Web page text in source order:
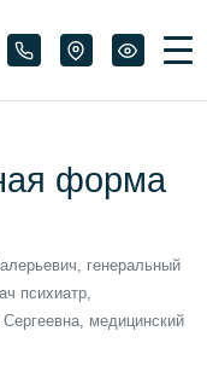
форма
генеральный
психиатр,
медицинский